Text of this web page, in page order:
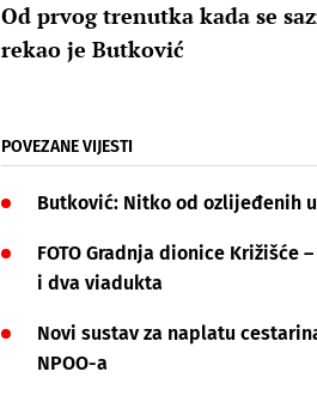
Od prvog trenutka kada se
rekao je Butković
POVEZANE VIJESTI
Butković: Nitko od ozlijeđenih
FOTO Gradnja dionice Križišće
i dva viadukta
Novi sustav za naplatu
NPOO-a